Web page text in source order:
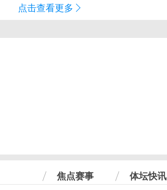
点击查看更多
焦点赛事 体坛快讯